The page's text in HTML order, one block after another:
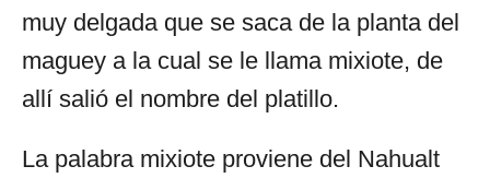
muy delgada que se saca de la planta del
maguey a la cual se le llama mixiote, de
allí salió el nombre del platillo.
La palabra mixiote proviene del Nahualt